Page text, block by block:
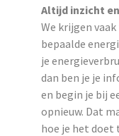
Altijd inzicht
We krijgen
bepaalde
je
dan ben je je
en begin je bij
opnieuw. Dat
hoe je het doet